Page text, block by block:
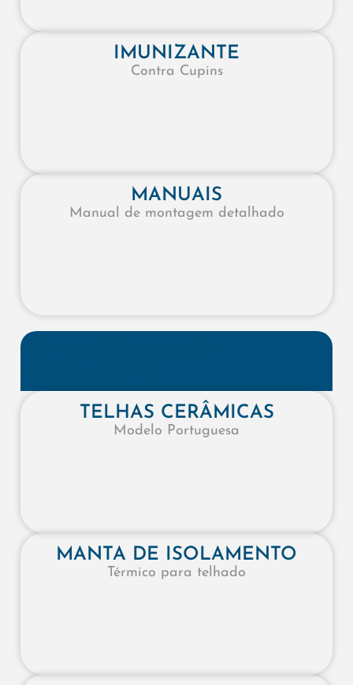
IMUNIZANTE
Contra Cupins
MANUAIS
Manual de montagem detalhado
TELHAS CERÂMICAS
Modelo Portuguesa
MANTA DE ISOLAMENTO
Térmico para telhado